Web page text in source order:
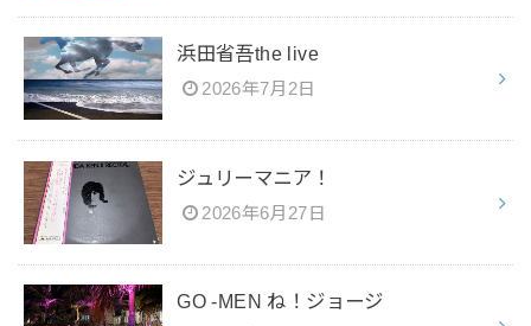
浜田省吾the live
2026年7月2日
ジュリーマニア！
2026年6月27日
GO -MEN ね！ジョージ